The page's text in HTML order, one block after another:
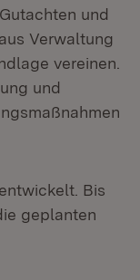
und
Verwaltung
vereinen.
und
Bis
geplanten